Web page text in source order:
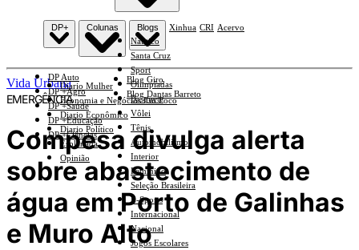
Náutico
Santa Cruz
Sport
Olimpíadas
Basquete
Vôlei
Tênis
Automobilismo
Interior
Feminino
Seleção Brasileira
E-Sports
Internacional
Nacional
Jogos Escolares
DP+
DP Auto
DP +Agro
DP +Saúde
DP +Educação
DP +Ciências
Colunas
Diario Mulher
Economia e Negócios Em Foco
Diario Econômico
Diario Político
Esplanada
Opinião
Blogs
Blog Giro
Blog Dantas Barreto
Xinhua CRI Acervo
Vida Urbana
EMERGÊNCIA
Compesa divulga alerta
sobre abastecimento de
água em Porto de Galinhas
e Muro Alto